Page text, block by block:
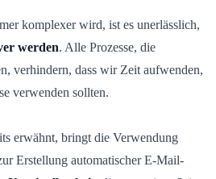
komplexer wird, ist es unerlässlich,
werden. Alle Prozesse, die
verhindern, dass wir Zeit aufwenden,
verwenden sollten.
erwähnt, bringt die Verwendung
Erstellung automatischer E-Mail-